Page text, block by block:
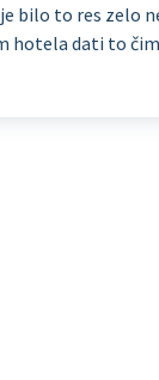
bilo to res zelo
hotela dati to